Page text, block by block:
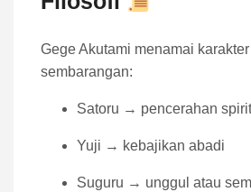
Gege Akutami menamai
sembarangan:
Satoru → pencerahan
Yuji → kebajikan abadi
Suguru → unggul atau